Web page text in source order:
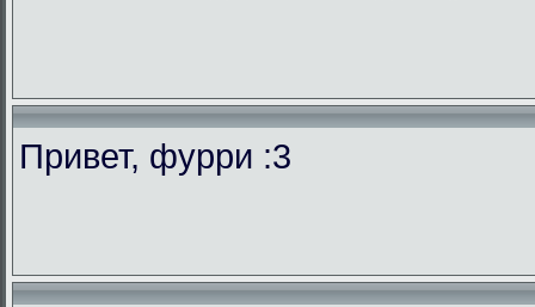
Привет, фурри :3